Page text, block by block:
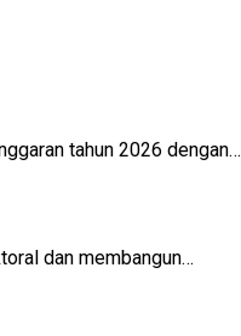
tahun 2026 dengan…
dan membangun…